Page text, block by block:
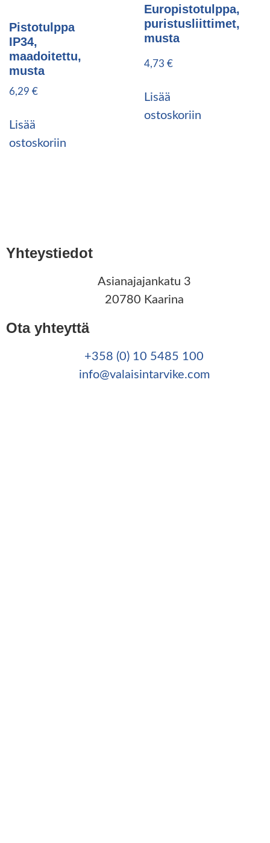
Pistotulppa
IP34,
maadoitettu,
musta
6,29 €
Lisää
ostoskoriin
Europistotulppa,
puristusliittimet,
musta
4,73 €
Lisää
ostoskoriin
Yhteystiedot
Asianajajankatu 3
20780 Kaarina
Ota yhteyttä
+358 (0) 10 5485 100
info@valaisintarvike.com